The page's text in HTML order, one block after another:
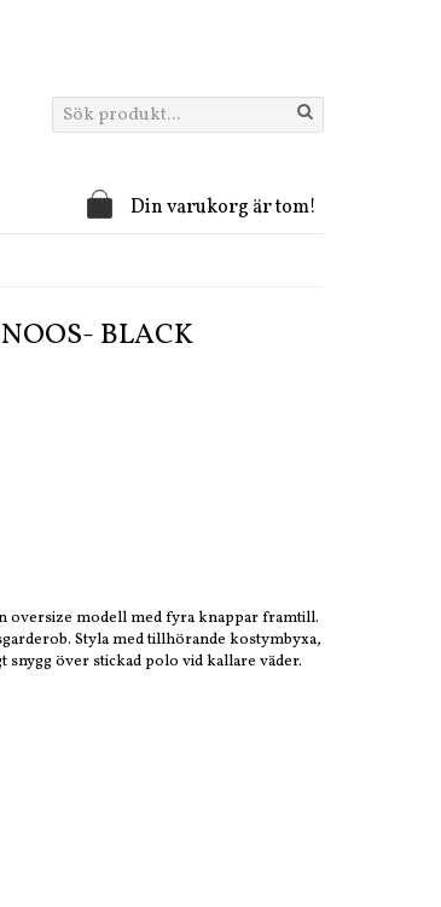
Din varukorg är tom!
BLACK
oversize modell med fyra knappar framtill.
Styla med tillhörande kostymbyxa,
över stickad polo vid kallare väder.